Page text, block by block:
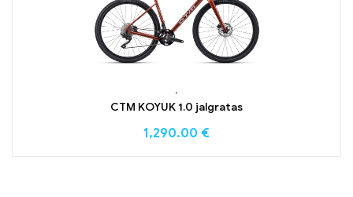
,
CTM KOYUK 1.0 jalgratas
1,290.00 €